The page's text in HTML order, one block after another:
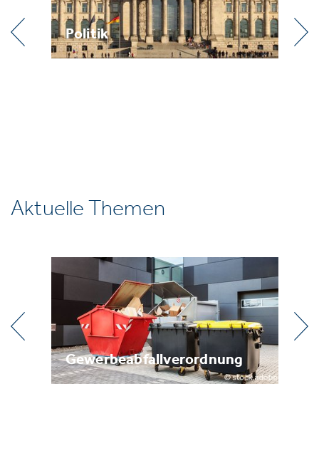
Politik Praxis
Aktuelle Themen
Gewerbeabfallverordnung